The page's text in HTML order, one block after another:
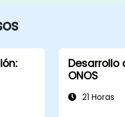
ONOS
21 Horas